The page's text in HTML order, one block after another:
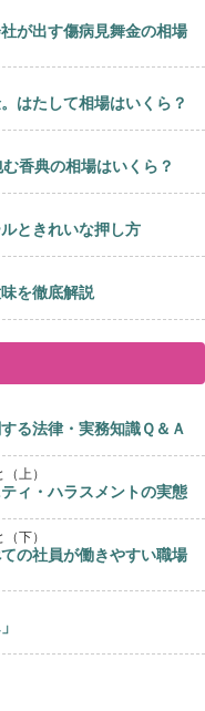
が出す傷病見舞金の相場
はたして相場はいくら？
香典の相場はいくら？
ときれいな押し方
を徹底解説
る法律・実務知識Ｑ＆Ａ
上）
ィ・ハラスメントの実態
下）
の社員が働きやすい職場